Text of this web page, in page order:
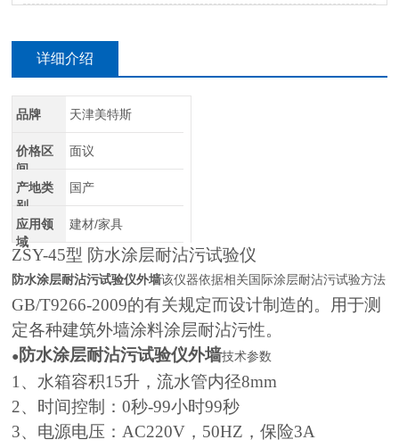
详细介绍
品牌 天津美特斯
价格区
间
面议
产地类
别
国产
应用领
域
建材/家具
ZSY-45型 防水涂层耐沾污试验仪
防水涂层耐沾污试验仪外墙该仪器依据相关国际涂层耐沾污试验方法
GB/T9266-2009的有关规定而设计制造的。用于测
定各种建筑外墙涂料涂层耐沾污性。
● 防水涂层耐沾污试验仪外墙技术参数
1、水箱容积15升，流水管内径8mm
2、时间控制：0秒-99小时99秒
3、电源电压：AC220V，50HZ，保险3A